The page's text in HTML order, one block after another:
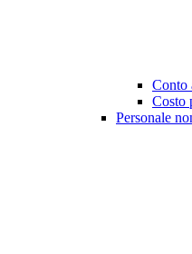
Conto
Costo
Personale